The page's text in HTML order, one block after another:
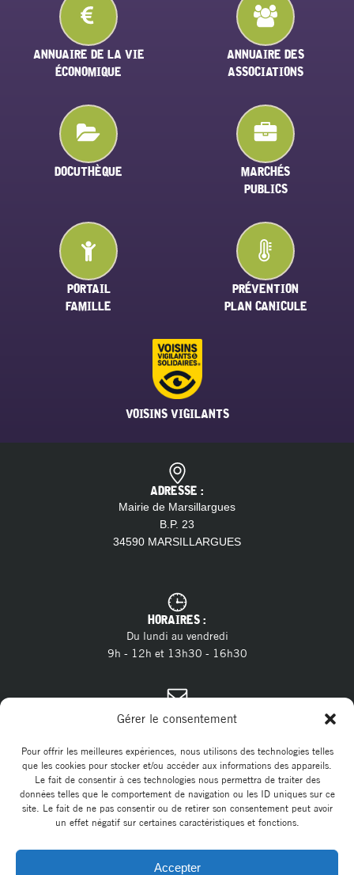
Gérer le consentement
Pour offrir les meilleures expériences, nous utilisons des technologies telles
que les cookies pour stocker et/ou accéder aux informations des appareils.
Le fait de consentir à ces technologies nous permettra de traiter des
données telles que le comportement de navigation ou les ID uniques sur ce
site. Le fait de ne pas consentir ou de retirer son consentement peut avoir
un effet négatif sur certaines caractéristiques et fonctions.
Accepter
ANNUAIRE DE LA VIE
ÉCONOMIQUE
ANNUAIRE DES
ASSOCIATIONS
DOCUTHÈQUE
MARCHÉS
PUBLICS
PORTAIL
FAMILLE
PRÉVENTION
PLAN CANICULE
VOISINS VIGILANTS
ADRESSE :
Mairie de Marsillargues
B.P. 23
34590 MARSILLARGUES
HORAIRES :
Du lundi au vendredi
9h - 12h et 13h30 - 16h30
CONTACT :
E-mail :contact@marsillargues.fr